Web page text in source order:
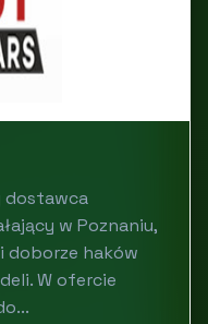
dostawca
w Poznaniu,
doborze haków
W ofercie